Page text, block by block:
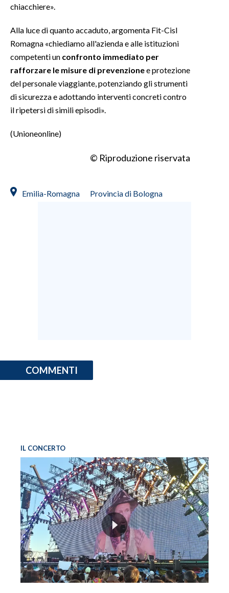
SPIAGGE
chiacchiere».
Alla luce di quanto accaduto, argomenta Fit-Cisl
Romagna «chiediamo all'azienda e alle istituzioni
competenti un confronto immediato per
rafforzare le misure di prevenzionee protezione
del personale viaggiante, potenziando gli strumenti
di sicurezza e adottando interventi concreti contro
il ripetersi di simili episodi».
(Unioneonline)
© Riproduzione riservata
Emilia-Romagna Provincia di Bologna
COMMENTI
IL CONCERTO